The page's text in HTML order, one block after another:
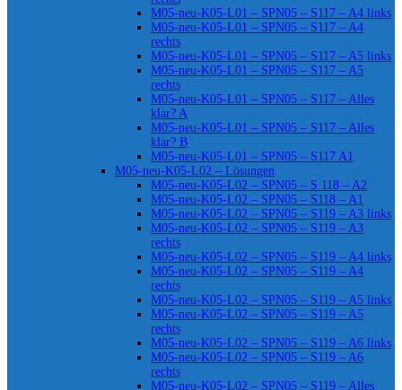
M05-neu-K05-L01 – SPN05 – S117 – A4 links
M05-neu-K05-L01 – SPN05 – S117 – A4
rechts
M05-neu-K05-L01 – SPN05 – S117 – A5 links
M05-neu-K05-L01 – SPN05 – S117 – A5
rechts
M05-neu-K05-L01 – SPN05 – S117 – Alles
klar? A
M05-neu-K05-L01 – SPN05 – S117 – Alles
klar? B
M05-neu-K05-L01 – SPN05 – S117 A1
M05-neu-K05-L02 – Lösungen
M05-neu-K05-L02 – SPN05 – S 118 – A2
M05-neu-K05-L02 – SPN05 – S118 – A1
M05-neu-K05-L02 – SPN05 – S119 – A3 links
M05-neu-K05-L02 – SPN05 – S119 – A3
rechts
M05-neu-K05-L02 – SPN05 – S119 – A4 links
M05-neu-K05-L02 – SPN05 – S119 – A4
rechts
M05-neu-K05-L02 – SPN05 – S119 – A5 links
M05-neu-K05-L02 – SPN05 – S119 – A5
rechts
M05-neu-K05-L02 – SPN05 – S119 – A6 links
M05-neu-K05-L02 – SPN05 – S119 – A6
rechts
M05-neu-K05-L02 – SPN05 – S119 – Alles